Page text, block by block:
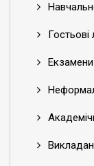
Гостьові
Екзамени